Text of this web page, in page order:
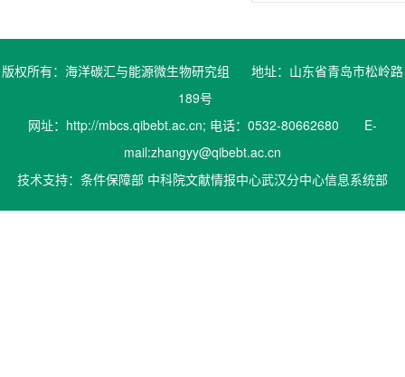
版权所有：海洋碳汇与能源微生物研究组 地址：山东省青岛市松岭路
189号
网址：http://mbcs.qibebt.ac.cn; 电话：0532-80662680 E-
mail:zhangyy@qibebt.ac.cn
技术支持：条件保障部 中科院文献情报中心武汉分中心信息系统部